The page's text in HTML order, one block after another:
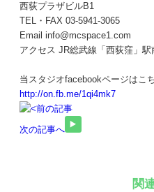
西荻プラザビルB1
TEL・FAX 03-5941-3065
Email info@mcspace1.com
アクセス JR総武線「西荻窪」駅
当スタジオfacebookページはこ
http://on.fb.me/1qi4mk7
前の記事
次の記事へ
関